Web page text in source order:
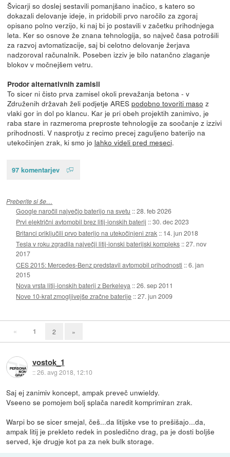
Švicarji so doslej sestavili pomanjšano inačico, s katero so
dokazali delovanje ideje, in pridobili prvo naročilo za zgoraj
opisano polno verzijo, ki naj bi jo postavili v začetku prihodnjega
leta. Ker so osnove že znana tehnologija, so največ časa potrošili
za razvoj avtomatizacije, saj bi celotno delovanje žerjava
nadzoroval računalnik. Poseben izziv je bilo natančno zlaganje
blokov v močnejšem vetru.
Prodor alternativnih zamisli
To sicer ni čisto prva zamisel okoli prevažanja betona - v
Združenih državah želi podjetje ARES podobno tovoriti maso z
vlaki gor in dol po klancu. Kar je pri obeh projektih zanimivo, je
raba stare in razmeroma preproste tehnologije za soočanje z izzivi
prihodnosti. V nasprotju z recimo precej zaguljeno baterijo na
utekočinjen zrak, ki smo jo lahko videli pred meseci.
97 komentarjev
Preberite si še…
Google naročil največjo baterijo na svetu ::28. feb 2026
Prvi električni avtomobil brez litij-ionskih baterij ::30. dec 2023
Britanci priključili prvo baterijo na utekočinjeni zrak :: 14. jun 2018
Tesla v roku zgradila največji litij-ionski baterijski kompleks ::27. nov
2017
CES 2015: Mercedes-Benz predstavil avtomobil prihodnosti ::6. jan
2015
Nova vrsta litij-ionskih baterij z Berkeleya ::26. sep 2011
Nove 10-krat zmogljivejše zračne baterije ::27. jun 2009
« 1 2 »
vostok_1
::26. avg 2018, 12:10
Saj ej zanimiv koncept, ampak preveč unwieldy.
Vseeno se pomojem bolj splača naredit komprimiran zrak.
Warpi bo se sicer smejal, češ...da litijske vse to prešišajo...da,
ampak litij je prekleto redek in posledično drag, pa je dosti boljše
served, kje drugje kot pa za nek bulk storage.